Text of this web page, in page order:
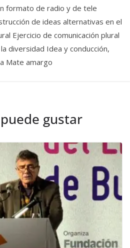
formato de radio y de tele
de ideas alternativas en el
Ejercicio de comunicación plural
diversidad Idea y conducción,
Mate amargo
gustar